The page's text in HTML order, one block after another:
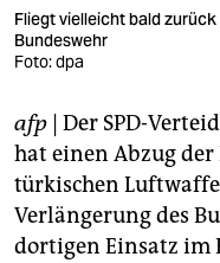
verlag
veranstaltungen
fragen & hilfe
unterstützen
abo
Fliegt vielleicht bald
Bundeswehr
Foto: dpa
afp | Der SPD-
hat einen Abzug
türkischen
Verlängerung des
dortigen Einsatz im